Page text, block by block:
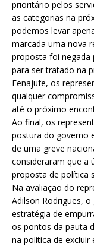
prioritário pelos
as categorias na
podemos levar
marcada uma nova
proposta foi
para ser tratado na
Fenajufe, os
qualquer
até o próximo
Ao final, os
postura do governo
de uma greve
consideraram que a
proposta de política
Na avaliação do
Adilson Rodrigues,
estratégia de
os pontos da pauta
na política de excluir